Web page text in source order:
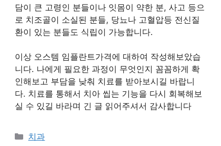
담이 큰 고령인 분들이나 잇몸이 약한 분, 사고 등으
로 치조골이 소실된 분들, 당뇨나 고혈압등 전신질
환이 있는 분들도 식립이 가능합니다.
이상 오스템 임플란트가격에 대하여 작성해보았습
니다. 나에게 필요한 과정이 무엇인지 꼼꼼하게 확
인해보고 부담을 낮춰 치료를 받아보시길 바랍니
다. 치료를 통해서 치아 씹는 기능을 다시 회복해보
실 수 있길 바라며 긴 글 읽어주셔서 감사합니다
Categories
치과